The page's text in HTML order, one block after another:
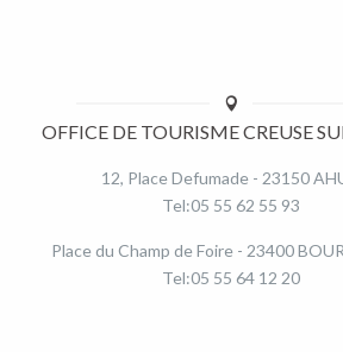
OFFICE DE TOURISME CREUSE
12, Place Defumade - 23150
Tel:05 55 62 55 93
Place du Champ de Foire - 23400
Tel:05 55 64 12 20